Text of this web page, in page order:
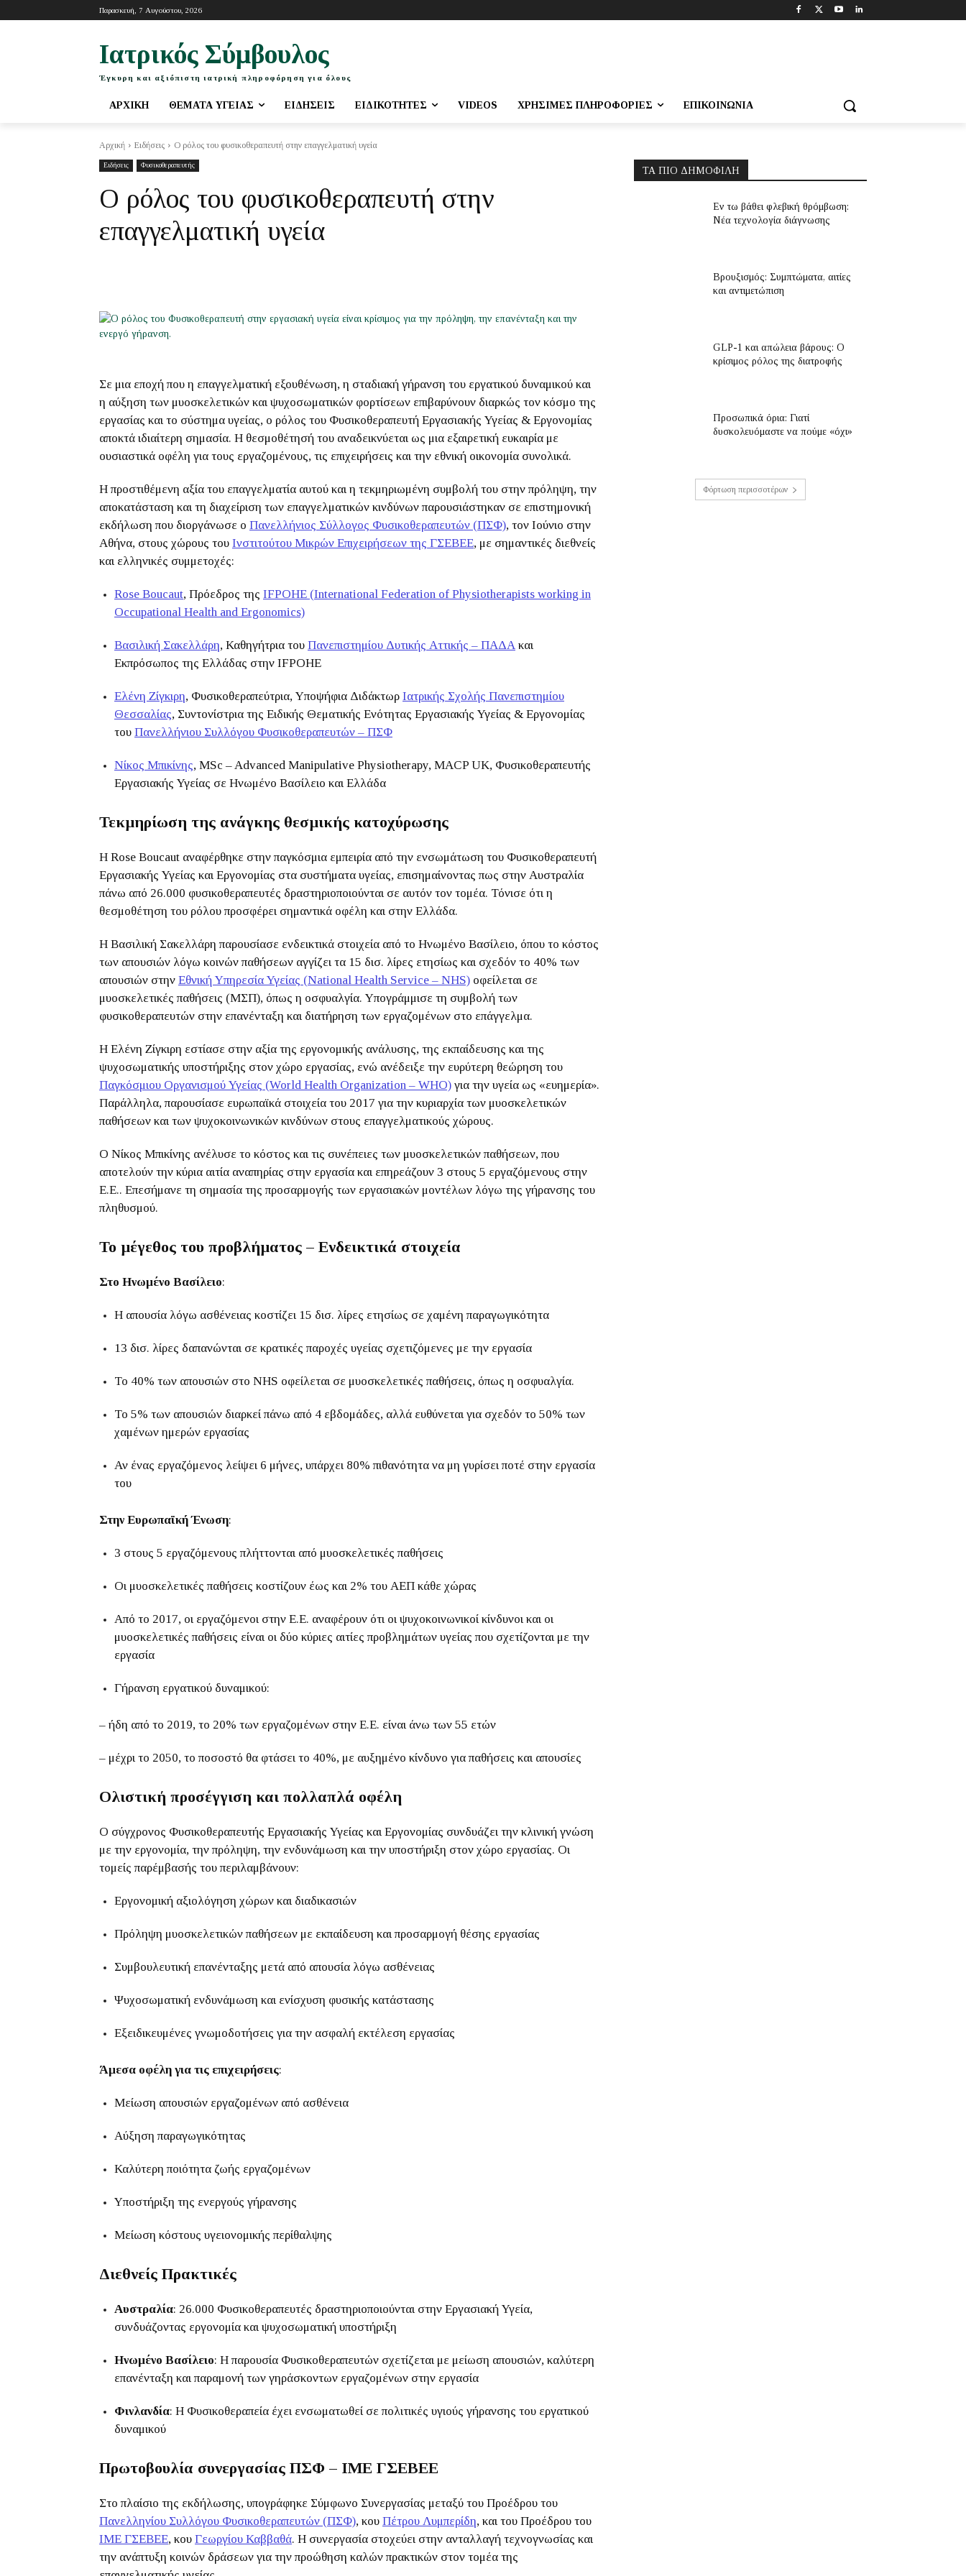
Παρασκευή, 7 Αυγούστου, 2026
Ιατρικός Σύμβουλος
Έγκυρη και αξιόπιστη ιατρική πληροφόρηση για όλους
ΑΡΧΙΚΉ ΘΈΜΑΤΑ ΥΓΕΊΑΣ ΕΙΔΉΣΕΙΣ ΕΙΔΙΚΌΤΗΤΕΣ VIDEOS ΧΡΉΣΙΜΕΣ ΠΛΗΡΟΦΟΡΊΕΣ ΕΠΙΚΟΙΝΩΝΊΑ
Αρχική Ειδήσεις Ο ρόλος του φυσικοθεραπευτή στην επαγγελματική υγεία
Ειδήσεις Φυσικοθεραπευτής
Ο ρόλος του φυσικοθεραπευτή στην
επαγγελματική υγεία
Σε μια εποχή που η επαγγελματική εξουθένωση, η σταδιακή γήρανση του εργατικού δυναμικού και
η αύξηση των μυοσκελετικών και ψυχοσωματικών φορτίσεων επιβαρύνουν διαρκώς τον κόσμο της
εργασίας και το σύστημα υγείας, ο ρόλος του Φυσικοθεραπευτή Εργασιακής Υγείας & Εργονομίας
αποκτά ιδιαίτερη σημασία. Η θεσμοθέτησή του αναδεικνύεται ως μια εξαιρετική ευκαιρία με
ουσιαστικά οφέλη για τους εργαζομένους, τις επιχειρήσεις και την εθνική οικονομία συνολικά.
Η προστιθέμενη αξία του επαγγελματία αυτού και η τεκμηριωμένη συμβολή του στην πρόληψη, την
αποκατάσταση και τη διαχείριση των επαγγελματικών κινδύνων παρουσιάστηκαν σε επιστημονική
εκδήλωση που διοργάνωσε ο Πανελλήνιος Σύλλογος Φυσικοθεραπευτών (ΠΣΦ), τον Ιούνιο στην
Αθήνα, στους χώρους του Ινστιτούτου Μικρών Επιχειρήσεων της ΓΣΕΒΕΕ, με σημαντικές διεθνείς
και ελληνικές συμμετοχές:
Rose Boucaut, Πρόεδρος της IFPOHE (International Federation of Physiotherapists working in
Occupational Health and Ergonomics)
Βασιλική Σακελλάρη, Καθηγήτρια του Πανεπιστημίου Δυτικής Αττικής – ΠΑΔΑ και
Εκπρόσωπος της Ελλάδας στην IFPOHE
Ελένη Ζίγκιρη, Φυσικοθεραπεύτρια, Υποψήφια Διδάκτωρ Ιατρικής Σχολής Πανεπιστημίου
Θεσσαλίας, Συντονίστρια της Ειδικής Θεματικής Ενότητας Εργασιακής Υγείας & Εργονομίας
του Πανελλήνιου Συλλόγου Φυσικοθεραπευτών – ΠΣΦ
Νίκος Μπικίνης, MSc – Advanced Manipulative Physiotherapy, MACP UK, Φυσικοθεραπευτής
Εργασιακής Υγείας σε Ηνωμένο Βασίλειο και Ελλάδα
Τεκμηρίωση της ανάγκης θεσμικής κατοχύρωσης
Η Rose Boucaut αναφέρθηκε στην παγκόσμια εμπειρία από την ενσωμάτωση του Φυσικοθεραπευτή
Εργασιακής Υγείας και Εργονομίας στα συστήματα υγείας, επισημαίνοντας πως στην Αυστραλία
πάνω από 26.000 φυσικοθεραπευτές δραστηριοποιούνται σε αυτόν τον τομέα. Τόνισε ότι η
θεσμοθέτηση του ρόλου προσφέρει σημαντικά οφέλη και στην Ελλάδα.
Η Βασιλική Σακελλάρη παρουσίασε ενδεικτικά στοιχεία από το Ηνωμένο Βασίλειο, όπου το κόστος
των απουσιών λόγω κοινών παθήσεων αγγίζει τα 15 δισ. λίρες ετησίως και σχεδόν το 40% των
απουσιών στην Εθνική Υπηρεσία Υγείας (National Health Service – NHS) οφείλεται σε
μυοσκελετικές παθήσεις (ΜΣΠ), όπως η οσφυαλγία. Υπογράμμισε τη συμβολή των
φυσικοθεραπευτών στην επανένταξη και διατήρηση των εργαζομένων στο επάγγελμα.
Η Ελένη Ζίγκιρη εστίασε στην αξία της εργονομικής ανάλυσης, της εκπαίδευσης και της
ψυχοσωματικής υποστήριξης στον χώρο εργασίας, ενώ ανέδειξε την ευρύτερη θεώρηση του
Παγκόσμιου Οργανισμού Υγείας (World Health Organization – WHO) για την υγεία ως «ευημερία».
Παράλληλα, παρουσίασε ευρωπαϊκά στοιχεία του 2017 για την κυριαρχία των μυοσκελετικών
παθήσεων και των ψυχοκοινωνικών κινδύνων στους επαγγελματικούς χώρους.
Ο Νίκος Μπικίνης ανέλυσε το κόστος και τις συνέπειες των μυοσκελετικών παθήσεων, που
αποτελούν την κύρια αιτία αναπηρίας στην εργασία και επηρεάζουν 3 στους 5 εργαζόμενους στην
Ε.Ε.. Επεσήμανε τη σημασία της προσαρμογής των εργασιακών μοντέλων λόγω της γήρανσης του
πληθυσμού.
Το μέγεθος του προβλήματος – Ενδεικτικά στοιχεία
Στο Ηνωμένο Βασίλειο:
Η απουσία λόγω ασθένειας κοστίζει 15 δισ. λίρες ετησίως σε χαμένη παραγωγικότητα
13 δισ. λίρες δαπανώνται σε κρατικές παροχές υγείας σχετιζόμενες με την εργασία
Το 40% των απουσιών στο NHS οφείλεται σε μυοσκελετικές παθήσεις, όπως η οσφυαλγία.
Το 5% των απουσιών διαρκεί πάνω από 4 εβδομάδες, αλλά ευθύνεται για σχεδόν το 50% των
χαμένων ημερών εργασίας
Αν ένας εργαζόμενος λείψει 6 μήνες, υπάρχει 80% πιθανότητα να μη γυρίσει ποτέ στην εργασία
του
Στην Ευρωπαϊκή Ένωση:
3 στους 5 εργαζόμενους πλήττονται από μυοσκελετικές παθήσεις
Οι μυοσκελετικές παθήσεις κοστίζουν έως και 2% του ΑΕΠ κάθε χώρας
Από το 2017, οι εργαζόμενοι στην Ε.Ε. αναφέρουν ότι οι ψυχοκοινωνικοί κίνδυνοι και οι
μυοσκελετικές παθήσεις είναι οι δύο κύριες αιτίες προβλημάτων υγείας που σχετίζονται με την
εργασία
Γήρανση εργατικού δυναμικού:
– ήδη από το 2019, το 20% των εργαζομένων στην Ε.Ε. είναι άνω των 55 ετών
– μέχρι το 2050, το ποσοστό θα φτάσει το 40%, με αυξημένο κίνδυνο για παθήσεις και απουσίες
Ολιστική προσέγγιση και πολλαπλά οφέλη
Ο σύγχρονος Φυσικοθεραπευτής Εργασιακής Υγείας και Εργονομίας συνδυάζει την κλινική γνώση
με την εργονομία, την πρόληψη, την ενδυνάμωση και την υποστήριξη στον χώρο εργασίας. Οι
τομείς παρέμβασής του περιλαμβάνουν:
Εργονομική αξιολόγηση χώρων και διαδικασιών
Πρόληψη μυοσκελετικών παθήσεων με εκπαίδευση και προσαρμογή θέσης εργασίας
Συμβουλευτική επανένταξης μετά από απουσία λόγω ασθένειας
Ψυχοσωματική ενδυνάμωση και ενίσχυση φυσικής κατάστασης
Εξειδικευμένες γνωμοδοτήσεις για την ασφαλή εκτέλεση εργασίας
Άμεσα οφέλη για τις επιχειρήσεις:
Μείωση απουσιών εργαζομένων από ασθένεια
Αύξηση παραγωγικότητας
Καλύτερη ποιότητα ζωής εργαζομένων
Υποστήριξη της ενεργούς γήρανσης
Μείωση κόστους υγειονομικής περίθαλψης
Διεθνείς Πρακτικές
Αυστραλία: 26.000 Φυσικοθεραπευτές δραστηριοποιούνται στην Εργασιακή Υγεία,
συνδυάζοντας εργονομία και ψυχοσωματική υποστήριξη
Ηνωμένο Βασίλειο: Η παρουσία Φυσικοθεραπευτών σχετίζεται με μείωση απουσιών, καλύτερη
επανένταξη και παραμονή των γηράσκοντων εργαζομένων στην εργασία
Φινλανδία: Η Φυσικοθεραπεία έχει ενσωματωθεί σε πολιτικές υγιούς γήρανσης του εργατικού
δυναμικού
Πρωτοβουλία συνεργασίας ΠΣΦ – ΙΜΕ ΓΣΕΒΕΕ
Στο πλαίσιο της εκδήλωσης, υπογράφηκε Σύμφωνο Συνεργασίας μεταξύ του Προέδρου του
Πανελληνίου Συλλόγου Φυσικοθεραπευτών (ΠΣΦ), κου Πέτρου Λυμπερίδη, και του Προέδρου του
ΙΜΕ ΓΣΕΒΕΕ, κου Γεωργίου Καββαθά. Η συνεργασία στοχεύει στην ανταλλαγή τεχνογνωσίας και
την ανάπτυξη κοινών δράσεων για την προώθηση καλών πρακτικών στον τομέα της
ΤΑ ΠΙΟ ΔΗΜΟΦΙΛΉ
Εν τω βάθει φλεβική θρόμβωση:
Νέα τεχνολογία διάγνωσης
Βρουξισμός: Συμπτώματα, αιτίες
και αντιμετώπιση
GLP-1 και απώλεια βάρους: Ο
κρίσιμος ρόλος της διατροφής
Προσωπικά όρια: Γιατί
δυσκολευόμαστε να πούμε «όχι»
Φόρτωση περισσοτέρων